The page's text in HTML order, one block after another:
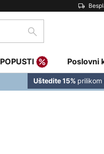
traži
POPUSTI Poslovni
Uštedite 15%